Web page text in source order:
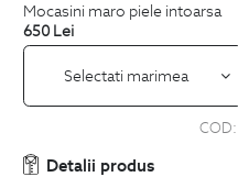
mocasini maro piele intoarsa
650 Lei
Selectati marimea
COD:
Detalii produs